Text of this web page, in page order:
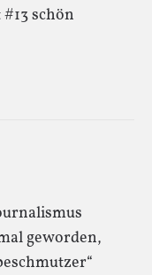
schön
geworden,